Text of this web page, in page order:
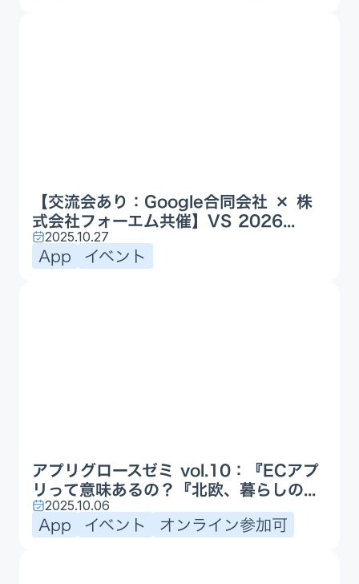
【交流会あり：Google合同会社 × 株
式会社フォーエム共催】VS 2026...
2025.10.27
App イベント
アプリグロースゼミ vol.10：『ECアプ
リって意味あるの？『北欧、暮らしの...
2025.10.06
App イベント オンライン参加可